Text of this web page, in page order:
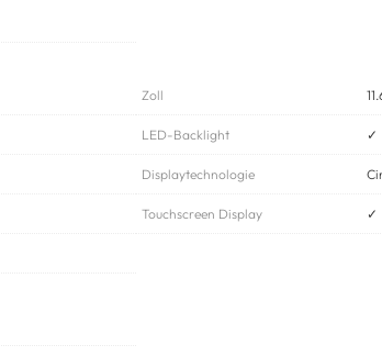
Zoll
LED-Backlight ✓
Displaytechnologie
Touchscreen Display ✓